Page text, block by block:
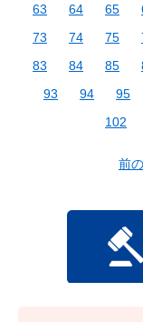
63
64 65
73
74 75
83
84 85
93
94 95
102
前